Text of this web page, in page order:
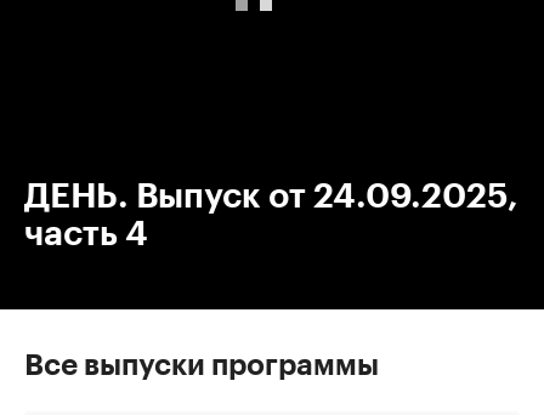
ДЕНЬ. Выпуск от 24.09.2025,
часть 4
Все выпуски программы